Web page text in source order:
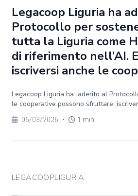
Legacoop Liguria ha
Protocollo per
tutta la Liguria come
di riferimento nell’AI.
iscriversi anche le
Legacoop Liguria ha aderito al
le cooperative possono sfruttare,
06/03/2026 • 1 min
LEGACOOPLIGURIA